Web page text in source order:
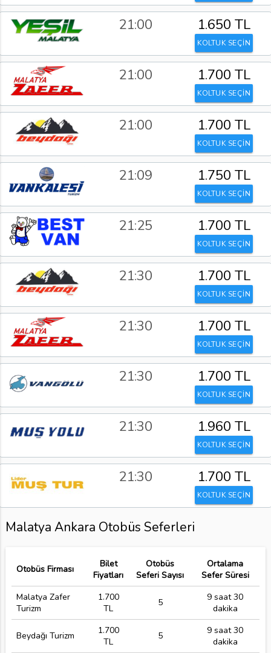
21:00 1.650 TL
KOLTUK SEÇİN
21:00 1.700 TL
KOLTUK SEÇİN
21:00 1.700 TL
KOLTUK SEÇİN
21:09 1.750 TL
KOLTUK SEÇİN
21:25 1.700 TL
KOLTUK SEÇİN
21:30 1.700 TL
KOLTUK SEÇİN
21:30 1.700 TL
KOLTUK SEÇİN
21:30 1.700 TL
KOLTUK SEÇİN
21:30 1.960 TL
KOLTUK SEÇİN
21:30 1.700 TL
KOLTUK SEÇİN
Malatya Ankara Otobüs Seferleri
Otobüs Firması
Bilet
Fiyatları
Otobüs
Seferi Sayısı
Ortalama
Sefer Süresi
Malatya Zafer
Turizm
1.700
TL
5
9 saat 30
dakika
Beydağı Turizm
1.700
TL
5
9 saat 30
dakika